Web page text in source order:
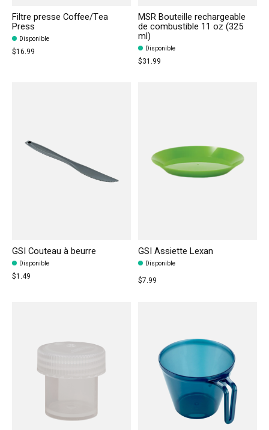
Filtre presse Coffee/Tea
Press
Disponible
$16.99
MSR Bouteille rechargeable
de combustible 11 oz (325
ml)
Disponible
$31.99
GSI Couteau à beurre
Disponible
$1.49
GSI Assiette Lexan
Disponible
$7.99